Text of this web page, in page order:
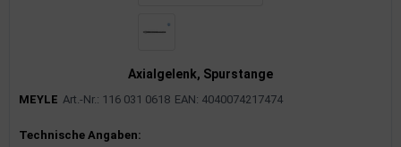
Axialgelenk, Spurstange
MEYLE Art.-Nr.: 116 031 0618 EAN: 4040074217474
Produktinformationen
Technische Angaben: